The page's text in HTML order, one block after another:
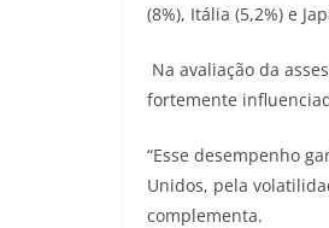
(8%), Itália (5,2%) e
Na avaliação da
fortemente
“Esse desempenho
Unidos, pela
complementa.